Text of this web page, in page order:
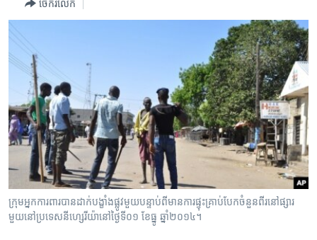
និង​
ទំព័រ​
រចនា
សម្ព័ន្ធ​
ទៅ​
កម្ពុជាច្នៃប្រតិដ្ឋ
ទូរទស្សន៍ / វីដេអូ​
វិទ្យុ / ផតខាសថ៍
កម្មវិធីទាំងអស់
Khmer English
បណ្តាញ​សង្គម
ចែករំលែក
ក្រុមអ្នកការពារបានដាក់បង្ខាំងផ្លូវមួយបន្ទាប់ពីមានការផ្ទុះគ្រាប់បែកចំនួនពីរនៅផ្សារ
មួយនៅប្រទេសនីហ្សេរីយ៉ានៅថ្ងៃទី០១ ខែធ្នូ ឆ្នាំ២០១៤។